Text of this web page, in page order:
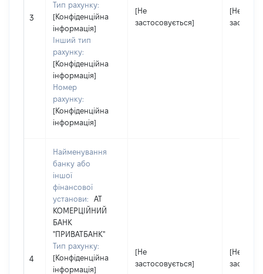
3
Тип рахунку:
[Конфіденційна
інформація]
Інший тип
рахунку:
[Конфіденційна
інформація]
Номер
рахунку:
[Конфіденційна
інформація]
[Не
застосовується]
[Не
4
Найменування
банку або
іншої
фінансової
установи:
АТ
КОМЕРЦІЙНИЙ
БАНК
"ПРИВАТБАНК"
Тип рахунку:
[Конфіденційна
інформація]
[Не
застосовується]
[Не